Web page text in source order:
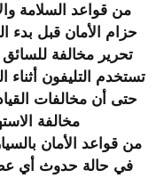
من قواعد السلامة
حزام الأمان قبل بدء
تحرير مخالفة
تستخدم التليفون أثناء
حتى أن مخالفات
مخالفة
من قواعد الأمان
في حالة حدوث أي